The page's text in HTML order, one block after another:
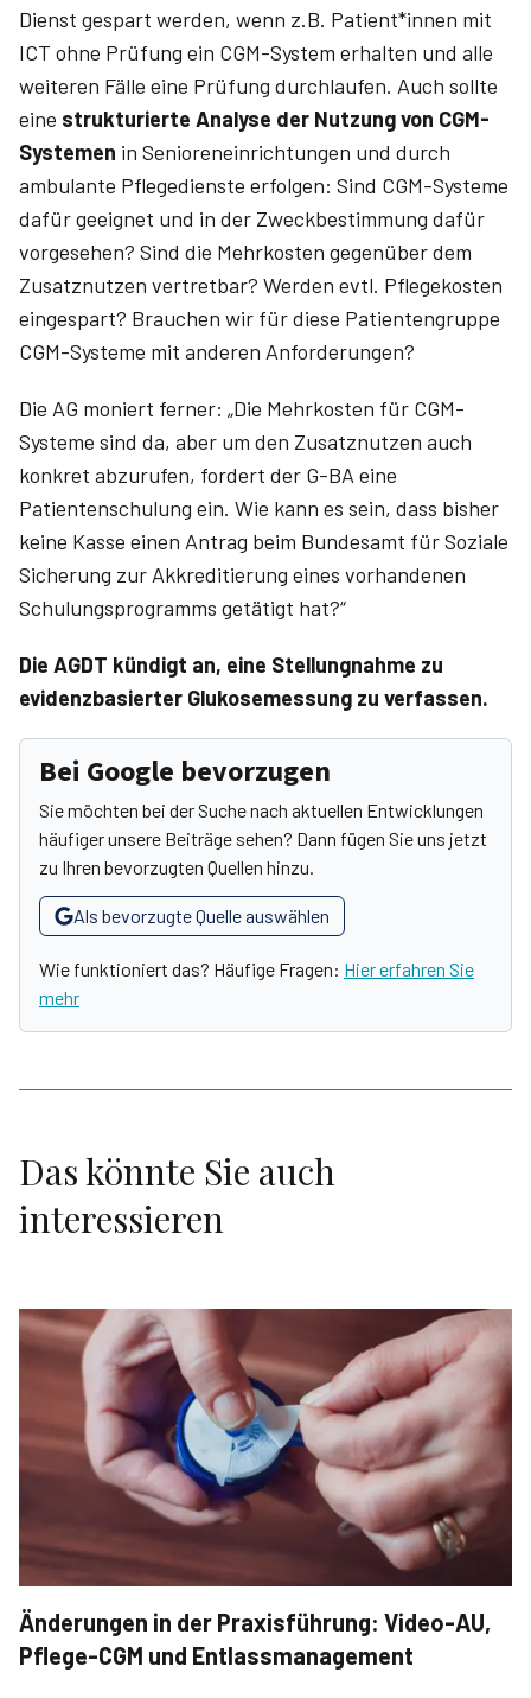
Dienst gespart werden, wenn z.B. Patient*innen mit
ICT ohne Prüfung ein CGM-System erhalten und alle
weiteren Fälle eine Prüfung durchlaufen. Auch sollte
eine strukturierte Analyse der Nutzung von CGM-
Systemen in Senioreneinrichtungen und durch
ambulante Pflegedienste erfolgen: Sind CGM-Systeme
dafür geeignet und in der Zweckbestimmung dafür
vorgesehen? Sind die Mehrkosten gegenüber dem
Zusatznutzen vertretbar? Werden evtl. Pflegekosten
eingespart? Brauchen wir für diese Patientengruppe
CGM-Systeme mit anderen Anforderungen?
Die AG moniert ferner: „Die Mehrkosten für CGM-
Systeme sind da, aber um den Zusatznutzen auch
konkret abzurufen, fordert der G-BA eine
Patientenschulung ein. Wie kann es sein, dass bisher
keine Kasse einen Antrag beim Bundesamt für Soziale
Sicherung zur Akkreditierung eines vorhandenen
Schulungsprogramms getätigt hat?“
Die AGDT kündigt an, eine Stellungnahme zu
evidenzbasierter Glukosemessung zu verfassen.
Bei Google bevorzugen
Sie möchten bei der Suche nach aktuellen Entwicklungen
häufiger unsere Beiträge sehen? Dann fügen Sie uns jetzt
zu Ihren bevorzugten Quellen hinzu.
Als bevorzugte Quelle auswählen
Wie funktioniert das? Häufige Fragen: Hier erfahren Sie
mehr
Das könnte Sie auch
interessieren
Änderungen in der Praxisführung: Video-AU,
Pflege-CGM und Entlassmanagement